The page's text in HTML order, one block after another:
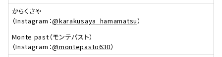
からくさや
（Instagram：@karakusaya_hamamatsu）
Monte past（モンテパスト）
（Instagram：@montepasto630）